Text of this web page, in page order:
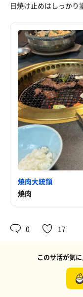
日焼け止めはしっか
焼肉大統領
焼肉
0 17
このサ活が気